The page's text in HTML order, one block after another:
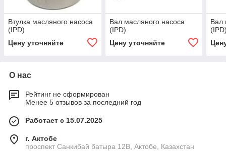
Втулка масляного насоса
(IPD)
Цену уточняйте
Вал масляного насоса
(IPD)
Цену уточняйте
Вал
О нас
Рейтинг не сформирован
Менее 5 отзывов за последний год
Работает с 15.07.2025
г. Актобе
проспект Санкибай батыра 12В, Актобе, Казахстан